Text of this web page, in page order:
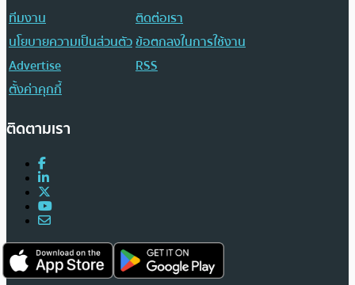
ทีมงาน
ติดต่อเรา
นโยบายความเป็นส่วนตัวข้อตกลงในการใช้งาน
Advertise
RSS
ตั้งค่าคุกกี้
ติดตามเรา